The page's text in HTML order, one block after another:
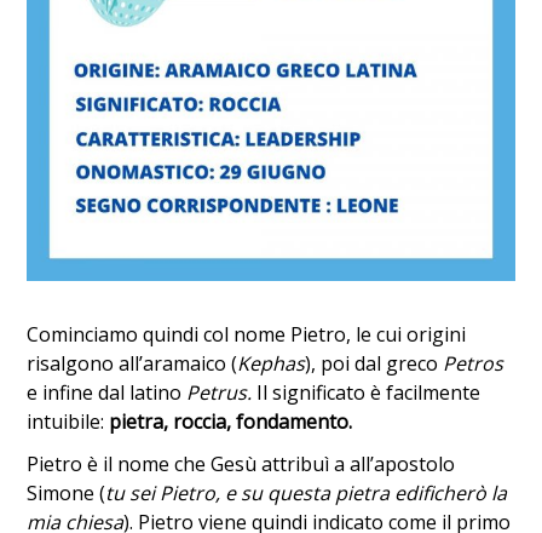
Cominciamo quindi col nome Pietro, le cui origini
risalgono all’aramaico (Kephas), poi dal greco Petros
e infine dal latino Petrus. Il significato è facilmente
intuibile: pietra, roccia, fondamento.
Pietro è il nome che Gesù attribuì a all’apostolo
Simone (tu sei Pietro, e su questa pietra edificherò la
mia chiesa). Pietro viene quindi indicato come il primo